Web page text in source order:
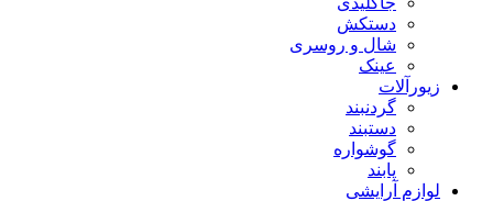
دستکش
شال و روسری
عینک
زیورآلات
گردنبند
دستبند
گوشواره
پابند
لوازم آرایشی